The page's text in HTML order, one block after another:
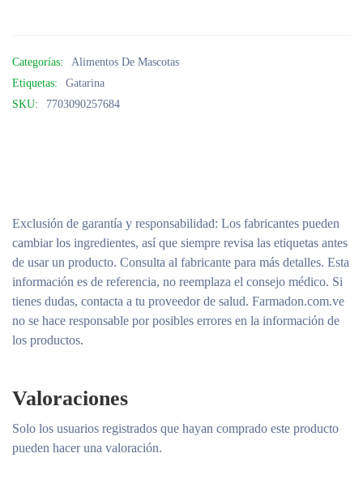
Categorías:
Alimentos De Mascotas
Etiquetas:
Gatarina
SKU:
7703090257684
Exclusión de garantía y responsabilidad: Los fabricantes pueden
cambiar los ingredientes, así que siempre revisa las etiquetas antes
de usar un producto. Consulta al fabricante para más detalles. Esta
información es de referencia, no reemplaza el consejo médico. Si
tienes dudas, contacta a tu proveedor de salud. Farmadon.com.ve
no se hace responsable por posibles errores en la información de
los productos.
Valoraciones
Solo los usuarios registrados que hayan comprado este producto
pueden hacer una valoración.